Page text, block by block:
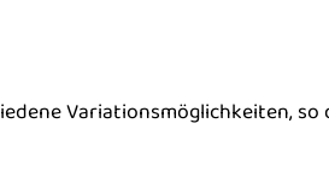
Variationsmöglichkeiten, so